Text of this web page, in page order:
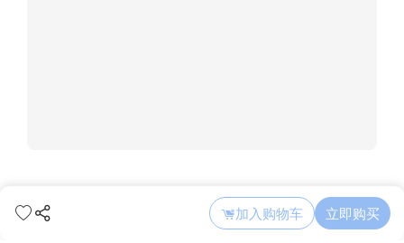
加入购物车 立即购买